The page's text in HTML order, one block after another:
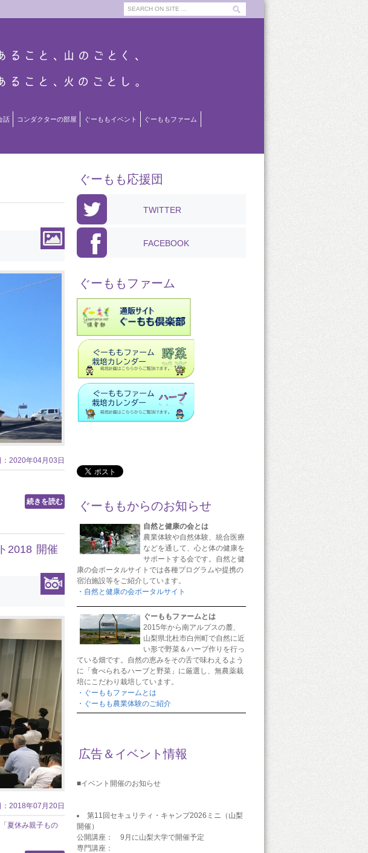
話 コンダクターの部屋 ぐーももイベント ぐーももファーム
：2020年04月03日
続きを読む
2018 開催
：2018年07月20日
夏休み親子もの
ぐーもも応援団
TWITTER
FACEBOOK
ぐーももファーム
ぐーももからのお知らせ
自然と健康の会とは
農業体験や自然体験、統合医療
などを通して、心と体の健康を
サポートする会です。自然と健
康の会ポータルサイトでは各種プログラムや提携の
宿泊施設等をご紹介しています。
・自然と健康の会ポータルサイト
ぐーももファームとは
2015年から南アルプスの麓、
山梨県北杜市白州町で自然に近
い形で野菜＆ハーブ作りを行っ
ている畑です。自然の恵みをその舌で味わえるよう
に「食べられるハーブと野菜」に厳選し、無農薬栽
培にこだわり栽培しています。
・ぐーももファームとは
・ぐーもも農業体験のご紹介
広告＆イベント情報
■イベント開催のお知らせ
第11回セキュリティ・キャンプ2026ミニ（山梨
開催）
公開講座： 9月に山梨大学で開催予定
専門講座：